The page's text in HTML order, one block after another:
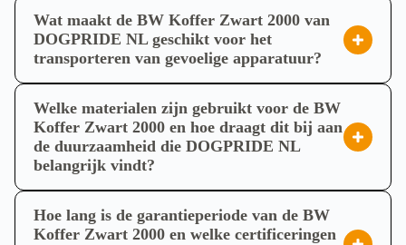
Wat maakt de BW Koffer Zwart 2000 van
DOGPRIDE NL geschikt voor het
transporteren van gevoelige apparatuur?
De BW Koffer Zwart 2000 is ontworpen als een uiterst
robuuste beschermkoffer die optimale veiligheid biedt voor
gevoelige en waardevolle apparatuur. Vervaardigd uit
slagvast polymeer, is deze koffer bestand tegen fysieke
belasting en impact. De volledige water- en stofdichte
afsluiting, ondersteund door een rubberen afdichtring en IP
67 certificering, garandeert bescherming tegen externe
invloeden. Binnenin zorgt hoogwaardig, schokabsorberend
Welke materialen zijn gebruikt voor de BW
Koffer Zwart 2000 en hoe draagt dit bij aan
de duurzaamheid die DOGPRIDE NL
belangrijk vindt?
De BW Koffer Zwart 2000 is gemaakt van hoogwaardig,
slagvast polymeer, specifiek polypropyleen. Dit materiaal is
bestand tegen schokken en intensief gebruik, wat essentieel
Hoe lang is de garantieperiode van de BW
Koffer Zwart 2000 en welke certificeringen